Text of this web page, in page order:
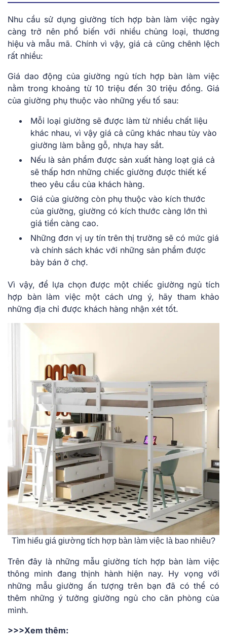
Nhu cầu sử dụng giường tích hợp bàn làm việc ngày
càng trở nên phổ biến với nhiều chủng loại, thương
hiệu và mẫu mã. Chính vì vậy, giá cả cũng chênh lệch
rất nhiều:
Giá dao động của giường ngủ tích hợp bàn làm việc
nằm trong khoảng từ 10 triệu đến 30 triệu đồng. Giá
của giường phụ thuộc vào những yếu tố sau:
Mỗi loại giường sẽ được làm từ nhiều chất liệu
khác nhau, vì vậy giá cả cũng khác nhau tùy vào
giường làm bằng gỗ, nhựa hay sắt.
Nếu là sản phẩm được sản xuất hàng loạt giá cả
sẽ thấp hơn những chiếc giường được thiết kế
theo yêu cầu của khách hàng.
Giá của giường còn phụ thuộc vào kích thước
của giường, giường có kích thước càng lớn thì
giá tiền càng cao.
Những đơn vị uy tín trên thị trường sẽ có mức giá
và chính sách khác với những sản phẩm được
bày bán ở chợ.
Vì vậy, để lựa chọn được một chiếc giường ngủ tích
hợp bàn làm việc một cách ưng ý, hãy tham khảo
những địa chỉ được khách hàng nhận xét tốt.
Tìm hiểu giá giường tích hợp bàn làm việc là bao nhiêu?
Trên đây là những mẫu giường tích hợp bàn làm việc
thông minh đang thịnh hành hiện nay. Hy vọng với
những mẫu giường ấn tượng trên bạn đã có thể có
thêm những ý tưởng giường ngủ cho căn phòng của
mình.
>>>Xem thêm: